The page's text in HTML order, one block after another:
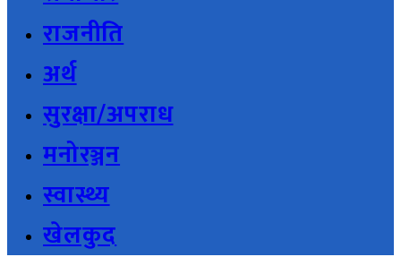
राजनीति
अर्थ
सुरक्षा/अपराध
मनोरञ्जन
स्वास्थ्य
खेलकुद